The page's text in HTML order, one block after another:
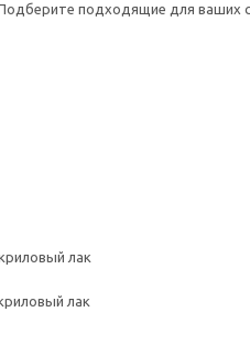
подходящие для ваших
лак
лак